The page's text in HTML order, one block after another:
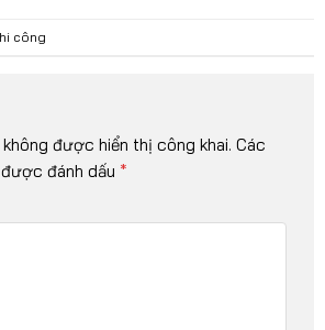
công
được hiển thị công khai. Các
đánh dấu *